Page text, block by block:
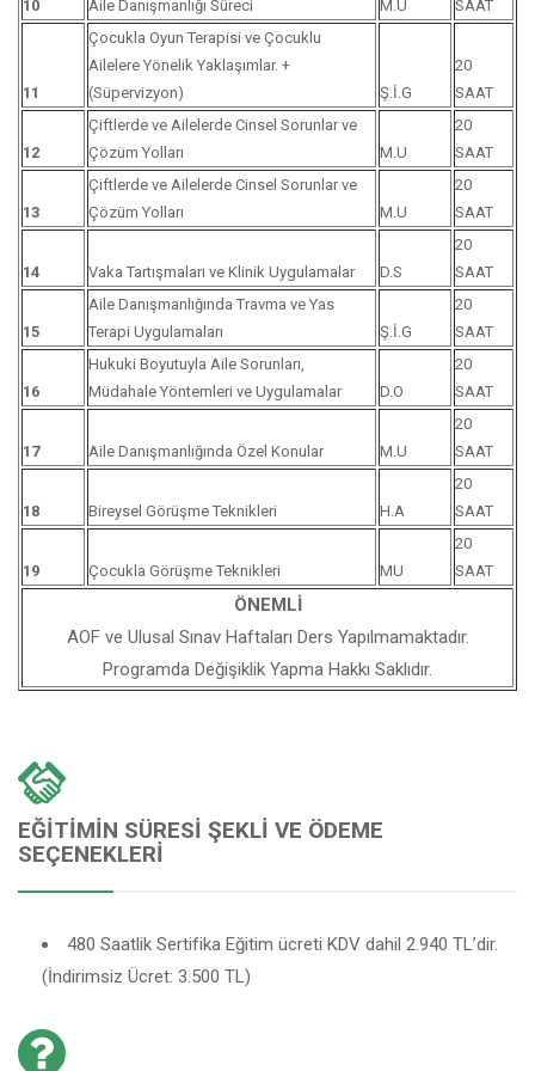
10 Aile Danışmanlığı Süreci M.U SAAT
11
Çocukla Oyun Terapisi ve Çocuklu
Ailelere Yönelik Yaklaşımlar. +
(Süpervizyon)
Ş.İ.G
20
SAAT
12
Çiftlerde ve Ailelerde Cinsel Sorunlar ve
Çözüm Yolları
M.U
20
SAAT
13
Çiftlerde ve Ailelerde Cinsel Sorunlar ve
Çözüm Yolları
M.U
20
SAAT
14 Vaka Tartışmaları ve Klinik Uygulamalar D.S
20
SAAT
15
Aile Danışmanlığında Travma ve Yas
Terapi Uygulamaları
Ş.İ.G
20
SAAT
16
Hukuki Boyutuyla Aile Sorunları,
Müdahale Yöntemleri ve Uygulamalar
D.O
20
SAAT
17 Aile Danışmanlığında Özel Konular M.U
20
SAAT
18 Bireysel Görüşme Teknikleri H.A
20
SAAT
19 Çocukla Görüşme Teknikleri MU
20
SAAT
ÖNEMLİ
AOF ve Ulusal Sınav Haftaları Ders Yapılmamaktadır.
Programda Değişiklik Yapma Hakkı Saklıdır.
EĞITIMIN SÜRESI ŞEKLI VE ÖDEME
SEÇENEKLERI
480 Saatlik Sertifika Eğitim ücreti KDV dahil 2.940 TL’dir.
(İndirimsiz Ücret: 3.500 TL)